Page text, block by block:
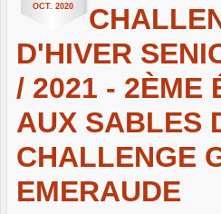
OCT. 2020
D'HIVER
/ 2021 - 2ÈME
AUX SABLES
CHALLENGE
EMERAUDE